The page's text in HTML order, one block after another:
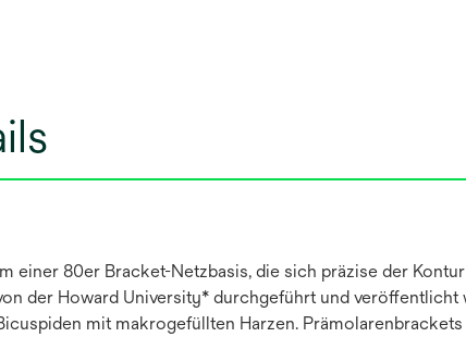
einer 80er Bracket-Netzbasis, die sich präzise der
der Howard University* durchgeführt und
mit makrogefüllten Harzen.